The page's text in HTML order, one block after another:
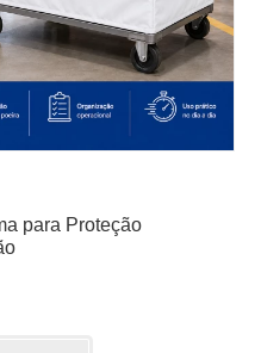
para Proteção